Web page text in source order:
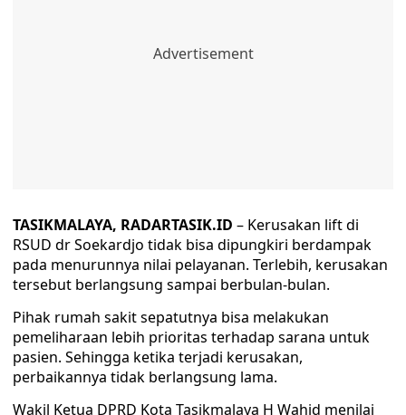
TASIKMALAYA, RADARTASIK.ID – Kerusakan lift di
RSUD dr Soekardjo tidak bisa dipungkiri berdampak
pada menurunnya nilai pelayanan. Terlebih, kerusakan
tersebut berlangsung sampai berbulan-bulan.
Pihak rumah sakit sepatutnya bisa melakukan
pemeliharaan lebih prioritas terhadap sarana untuk
pasien. Sehingga ketika terjadi kerusakan,
perbaikannya tidak berlangsung lama.
Wakil Ketua DPRD Kota Tasikmalaya H Wahid menilai